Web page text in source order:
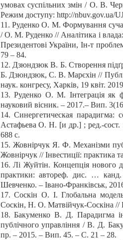
умовах суспільних змін / О. В.
Режим доступу: http://nbuv.gov.ua/
11. Руденко О. М. Формування
/ О. М. Руденко // Аналітика і
Президентові України, Ін-т
79 – 84.
12. Дзюндзюк В. Б. Створення
Б. Дзюндзюк, С. В. Марєхін //
наук. конгресу, Харків, 19 квіт.
13. Руденко О. М. Інтеграція як
науковий вісник. – 2017.– Вип.
14. Синергетическая
Астафьева О. Н. [и др.] ; ред.-
688 с.
15. Жовнірчук Я. Ф. Механізми
Жовнірчук // Інвестиції: практика
16. Лі Жуйтін. Концепція нового
практики: автореф. дис. …
Шевченко. – Івано-Франківськ,
17. Соскін О. І. Глобальна
Соскін, Н. О. Матвійчук-Соскіна
18. Бакуменко В. Д. Парадигма
публічного управління / В. Д.
пр. – 2015. – Вип. 45. – С. 21 – 28.